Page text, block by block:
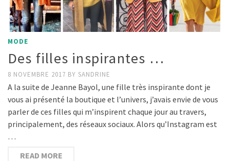
MODE
Des filles inspirantes …
8 NOVEMBRE 2017 BY SANDRINE
A la suite de Jeanne Bayol, une fille très inspirante dont je
vous ai présenté la boutique et l’univers, j’avais envie de vous
parler de ces filles qui m’inspirent chaque jour au travers,
principalement, des réseaux sociaux. Alors qu’Instagram est
…
READ MORE